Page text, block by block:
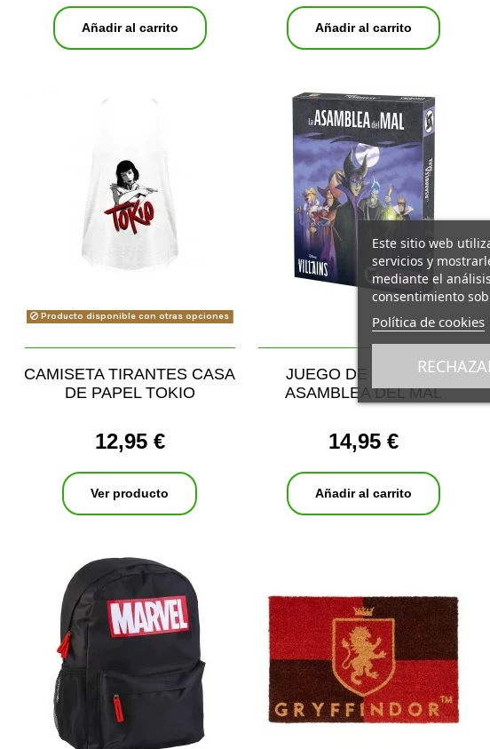
Añadir al carrito Añadir al carrito
Producto disponible con otras opciones
CAMISETA TIRANTES CASA
DE PAPEL TOKIO
12,95 €
Ver producto
JUEGO DE MESA LA
ASAMBLEA DEL MAL
14,95 €
Añadir al carrito
Este sitio web
servicios y
mediante el
consentimiento
Política de cookies